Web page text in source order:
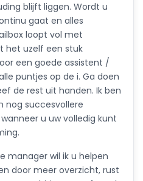
blijft liggen. Wordt u
gaat en alles
loopt vol met
het uzelf een stuk
een goede assistent /
puntjes op de i. Ga doen
de rest uit handen. Ik ben
nog succesvollere
u uw volledig kunt
manager wil ik u helpen
door meer overzicht, rust